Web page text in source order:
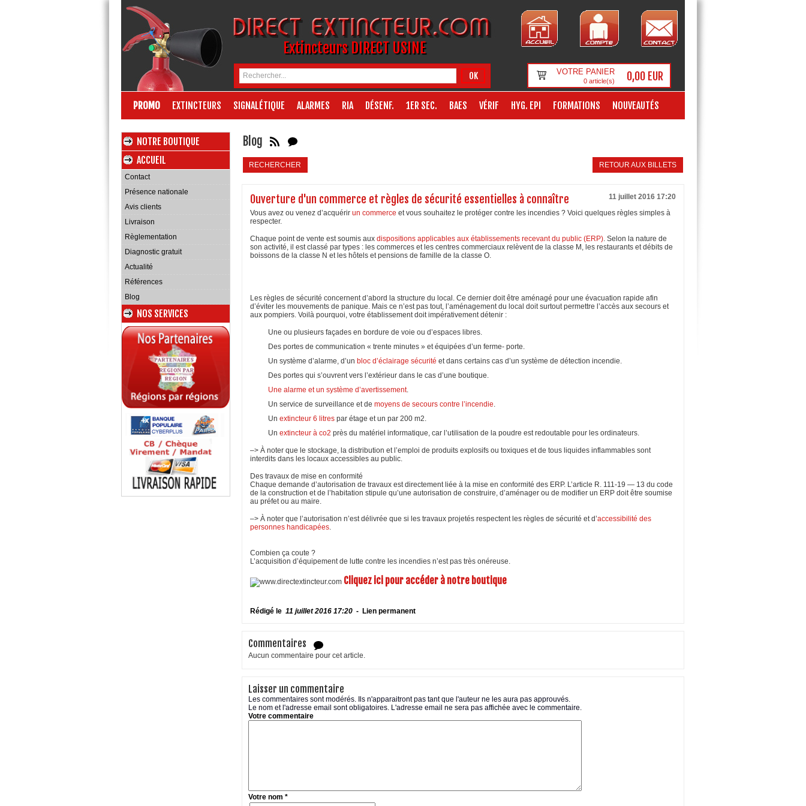
Extincteurs DIRECT USINE
OK VOTRE PANIER
0article(s) 0,00 EUR
PROMO EXTINCTEURS SIGNALÉTIQUE ALARMES RIA DÉSENF. 1ER SEC. BAES VÉRIF HYG. EPI FORMATIONS NOUVEAUTÉS
NOTRE BOUTIQUE
ACCUEIL
Contact
Présence nationale
Avis clients
Livraison
Règlementation
Diagnostic gratuit
Actualité
Références
Blog
NOS SERVICES
Blog
RECHERCHER RETOUR AUX BILLETS
11 juillet 2016 17:20
Ouverture d'un commerce et règles de sécurité essentielles à connaître
Vous avez ou venez d’acquérir un commerce et vous souhaitez le protéger contre les incendies ? Voici quelques règles simples à
respecter.
Chaque point de vente est soumis aux dispositions applicables aux établissements recevant du public (ERP). Selon la nature de
son activité, il est classé par types : les commerces et les centres commerciaux relèvent de la classe M, les restaurants et débits de
boissons de la classe N et les hôtels et pensions de famille de la classe O.
Les règles de sécurité concernent d’abord la structure du local. Ce dernier doit être aménagé pour une évacuation rapide afin
d’éviter les mouvements de panique. Mais ce n’est pas tout, l’aménagement du local doit surtout permettre l’accès aux secours et
aux pompiers. Voilà pourquoi, votre établissement doit impérativement détenir :
Une ou plusieurs façades en bordure de voie ou d’espaces libres.
Des portes de communication « trente minutes » et équipées d’un ferme- porte.
Un système d’alarme, d’un bloc d’éclairage sécurité et dans certains cas d’un système de détection incendie.
Des portes qui s’ouvrent vers l’extérieur dans le cas d’une boutique.
Une alarme et un système d’avertissement.
Un service de surveillance et de moyens de secours contre l’incendie.
Un extincteur 6 litres par étage et un par 200 m2.
Un extincteur à co2 près du matériel informatique, car l’utilisation de la poudre est redoutable pour les ordinateurs.
–> À noter que le stockage, la distribution et l’emploi de produits explosifs ou toxiques et de tous liquides inflammables sont
interdits dans les locaux accessibles au public.
Des travaux de mise en conformité
Chaque demande d’autorisation de travaux est directement liée à la mise en conformité des ERP. L’article R. 111-19 — 13 du code
de la construction et de l’habitation stipule qu’une autorisation de construire, d’aménager ou de modifier un ERP doit être soumise
au préfet ou au maire.
–> À noter que l’autorisation n’est délivrée que si les travaux projetés respectent les règles de sécurité et d’accessibilité des
personnes handicapées.
Combien ça coute ?
L’acquisition d’équipement de lutte contre les incendies n’est pas très onéreuse.
Cliquez ici pour accéder à notre boutique
Rédigé le 11 juillet 2016 17:20 - Lien permanent
Commentaires
Aucun commentaire pour cet article.
Laisser un commentaire
Les commentaires sont modérés. Ils n'apparaitront pas tant que l'auteur ne les aura pas approuvés.
Le nom et l'adresse email sont obligatoires. L'adresse email ne sera pas affichée avec le commentaire.
Votre commentaire
Votre nom *